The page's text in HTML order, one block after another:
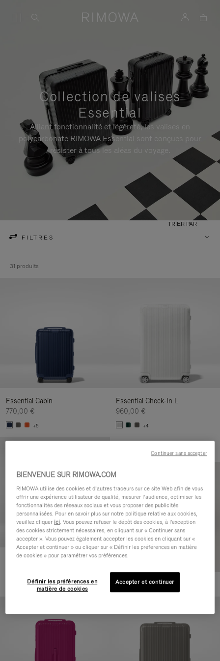
Collection de valises
Essential
Alliant fonctionnalité et légèreté, les valises en
polycarbonate RIMOWA Essential sont conçues pour
résister à tous les aléas du voyage.
FILTRES
TRIER PAR
31 produits
Essential Cabin
770,00 €
+5
Essential Check-In L
960,00 €
+4
Essential Check-In M
+1
BIENVENUE SUR RIMOWA.COM
RIMOWA utilise des cookies et d’autres traceurs sur ce site Web afin de vous
offrir une expérience utilisateur de qualité, mesurer l’audience, optimiser les
fonctionnalités des réseaux sociaux et vous proposer des publicités
personnalisées. Pour en savoir plus sur notre politique relative aux cookies,
veuillez cliquer ici. Vous pouvez refuser le dépôt des cookies, à l'exception
des cookies strictement nécessaires, en cliquant sur « Continuer sans
accepter ». Vous pouvez également accepter les cookies en cliquant sur «
Accepter et continuer » ou cliquer sur « Définir les préférences en matière
de cookies » pour paramétrer vos préférences.
Définir les préférences en
matière de cookies
Accepter et continuer
Continuer sans accepter